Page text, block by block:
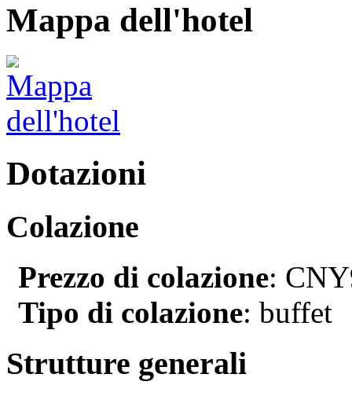
Mappa dell'hotel
Dotazioni
Colazione
Prezzo di colazione:
Tipo di colazione: buffet
Strutture generali